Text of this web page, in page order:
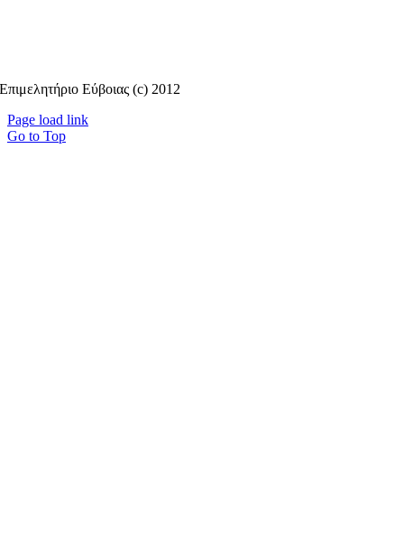
Επιμελητήριο Εύβοιας (c) 2012
Page load link
Go to Top